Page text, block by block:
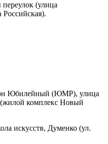
(улица
Российская).
Юбилейный (ЮМР), улица
комплекс Новый
искусств, Думенко (ул.